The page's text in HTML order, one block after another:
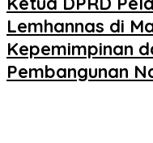
Lemhannas di
Kepemimpinan
Pembangunan